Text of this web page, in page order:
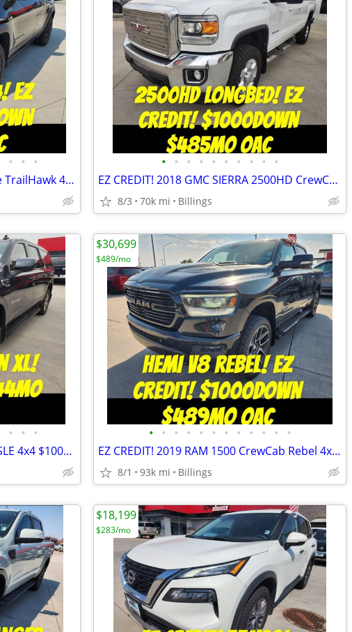
• • •
TRAILHAWK! 2019 Jeep Cherokee TrailHawk 4x4 $500Down $331mo OAC
• • • • • • • • • •
EZ CREDIT! 2018 GMC SIERRA 2500HD CrewCab 4x4 $1000Down $485mo OAC
8/3 70k mi Billings
• • •
EZ CREDIT! 2023 GMC Yukon XL SLE 4x4 $1000Down $644mo OAC
• • • • • • • • • • • •
EZ CREDIT! 2019 RAM 1500 CrewCab Rebel 4x4 $1000Down $489mo OAC
8/1 93k mi Billings
$30,699
$489/mo
$18,199
$283/mo